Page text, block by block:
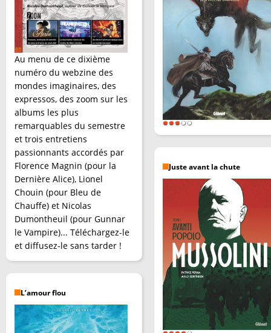
Au menu de ce dixième
numéro du webzine des
mondes imaginaires, des
expressos, des zoom sur les
albums les plus
remarquables du semestre
et trois entretiens
passionnants accordés par
Florence Magnin (pour la
Dernière Alice), Lionel
Chouin (pour Bleu de
Chauffe) et Nicolas
Dumontheuil (pour Gunnar
le Vampire)... Téléchargez-le
et diffusez-le sans tarder !
L’amour flou
Juste avant la chute